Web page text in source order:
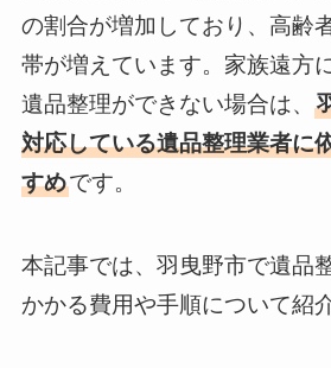
の割合が増加しており、高齢
帯が増えています。家族遠方
遺品整理ができない場合は、
対応している遺品整理業者に
すめです。
本記事では、羽曳野市で遺品
かかる費用や手順について紹